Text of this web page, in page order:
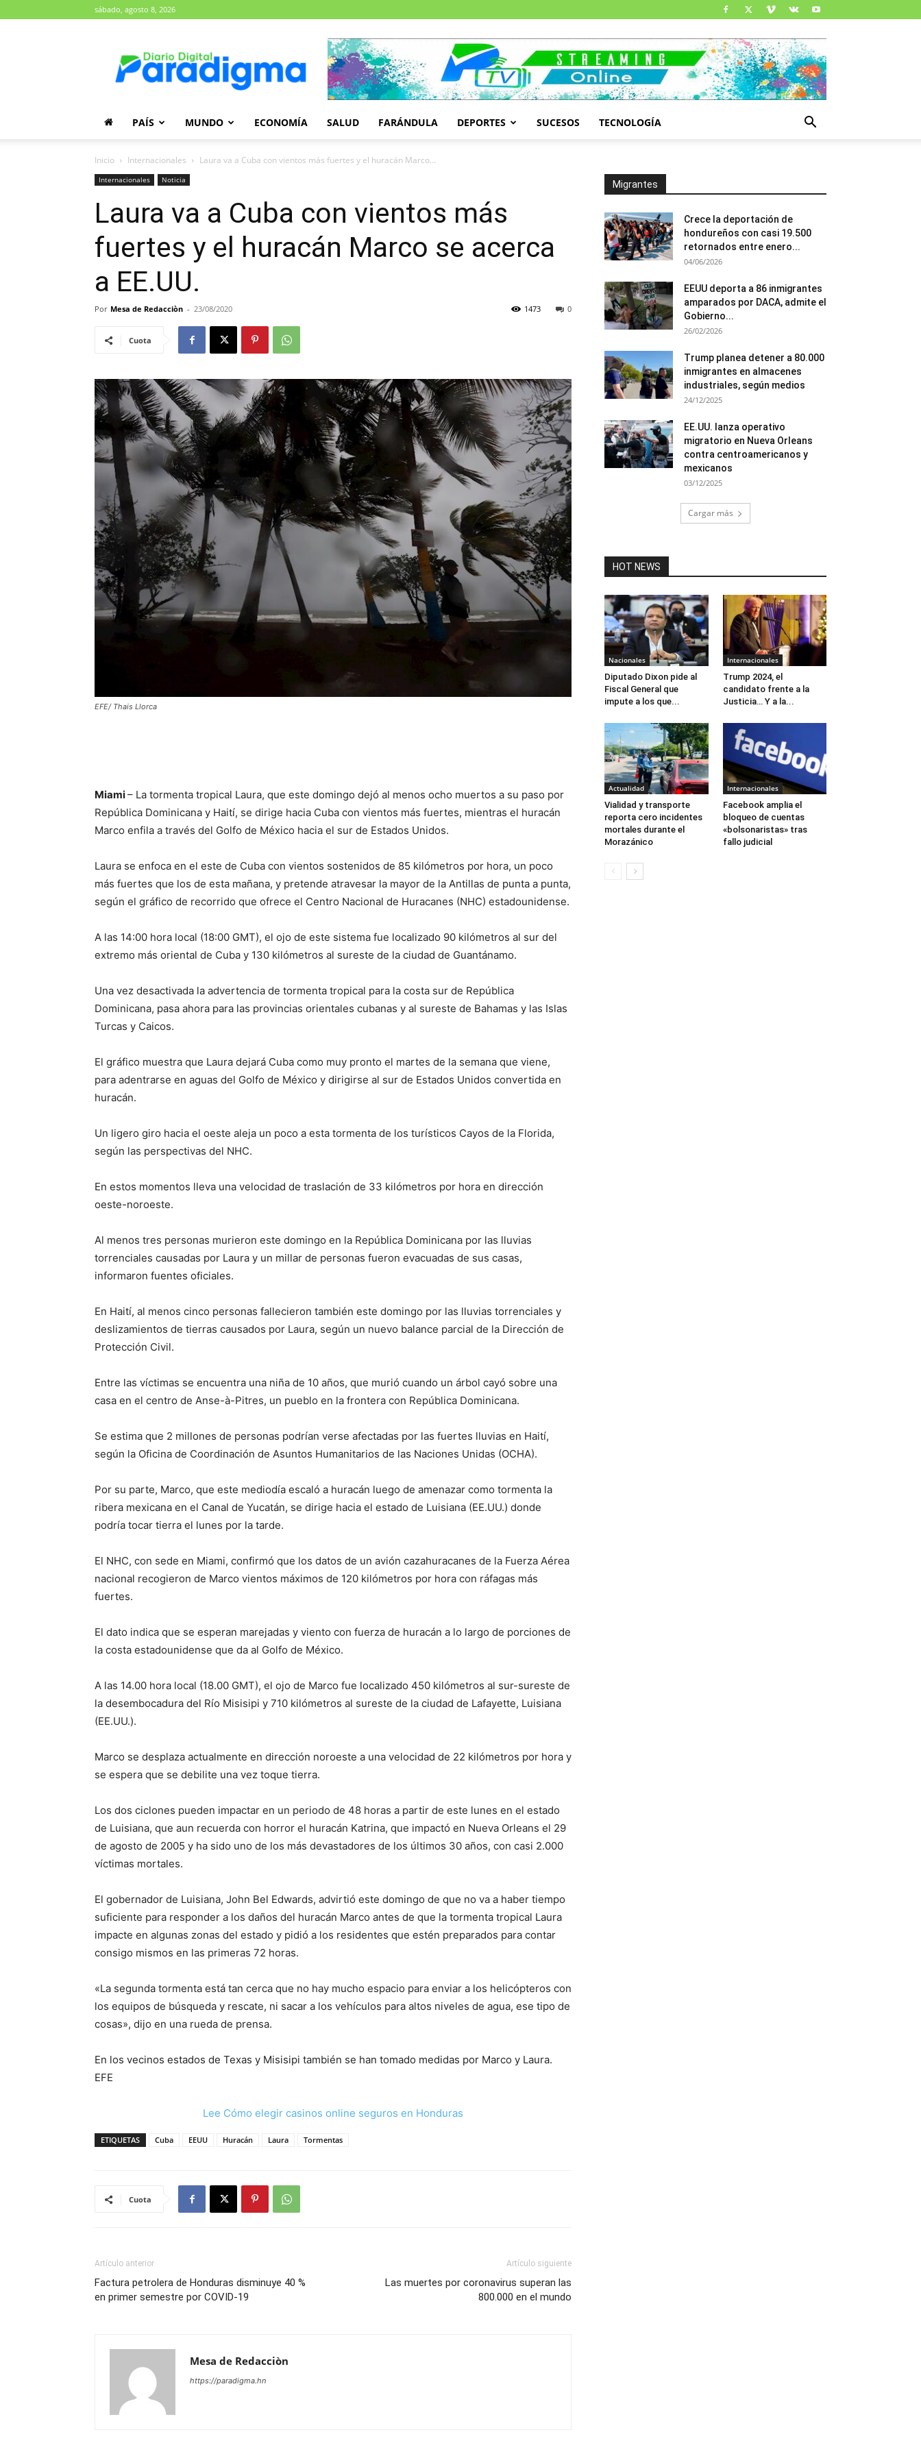
sábado, agosto 8, 2026
Paradigma
PAÍS MUNDO ECONOMÍA SALUD FARÁNDULA DEPORTES SUCESOS TECNOLOGÍA
Inicio Internacionales Laura va a Cuba con vientos más fuertes y el huracán Marco...
Internacionales Noticia
Laura va a Cuba con vientos más
fuertes y el huracán Marco se acerca
a EE.UU.
Por Mesa de Redacciòn - 23/08/2020 0
1473
Cuota
EFE/ Thais Llorca
Miami– La tormenta tropical Laura, que este domingo dejó al menos ocho muertos a su paso por
República Dominicana y Haití, se dirige hacia Cuba con vientos más fuertes, mientras el huracán
Marco enfila a través del Golfo de México hacia el sur de Estados Unidos.
Laura se enfoca en el este de Cuba con vientos sostenidos de 85 kilómetros por hora, un poco
más fuertes que los de esta mañana, y pretende atravesar la mayor de la Antillas de punta a punta,
según el gráfico de recorrido que ofrece el Centro Nacional de Huracanes (NHC) estadounidense.
A las 14:00 hora local (18:00 GMT), el ojo de este sistema fue localizado 90 kilómetros al sur del
extremo más oriental de Cuba y 130 kilómetros al sureste de la ciudad de Guantánamo.
Una vez desactivada la advertencia de tormenta tropical para la costa sur de República
Dominicana, pasa ahora para las provincias orientales cubanas y al sureste de Bahamas y las Islas
Turcas y Caicos.
El gráfico muestra que Laura dejará Cuba como muy pronto el martes de la semana que viene,
para adentrarse en aguas del Golfo de México y dirigirse al sur de Estados Unidos convertida en
huracán.
Un ligero giro hacia el oeste aleja un poco a esta tormenta de los turísticos Cayos de la Florida,
según las perspectivas del NHC.
En estos momentos lleva una velocidad de traslación de 33 kilómetros por hora en dirección
oeste-noroeste.
Al menos tres personas murieron este domingo en la República Dominicana por las lluvias
torrenciales causadas por Laura y un millar de personas fueron evacuadas de sus casas,
informaron fuentes oficiales.
En Haití, al menos cinco personas fallecieron también este domingo por las lluvias torrenciales y
deslizamientos de tierras causados por Laura, según un nuevo balance parcial de la Dirección de
Protección Civil.
Entre las víctimas se encuentra una niña de 10 años, que murió cuando un árbol cayó sobre una
casa en el centro de Anse-à-Pitres, un pueblo en la frontera con República Dominicana.
Se estima que 2 millones de personas podrían verse afectadas por las fuertes lluvias en Haití,
según la Oficina de Coordinación de Asuntos Humanitarios de las Naciones Unidas (OCHA).
Por su parte, Marco, que este mediodía escaló a huracán luego de amenazar como tormenta la
ribera mexicana en el Canal de Yucatán, se dirige hacia el estado de Luisiana (EE.UU.) donde
podría tocar tierra el lunes por la tarde.
El NHC, con sede en Miami, confirmó que los datos de un avión cazahuracanes de la Fuerza Aérea
nacional recogieron de Marco vientos máximos de 120 kilómetros por hora con ráfagas más
fuertes.
El dato indica que se esperan marejadas y viento con fuerza de huracán a lo largo de porciones de
la costa estadounidense que da al Golfo de México.
A las 14.00 hora local (18.00 GMT), el ojo de Marco fue localizado 450 kilómetros al sur-sureste de
la desembocadura del Río Misisipi y 710 kilómetros al sureste de la ciudad de Lafayette, Luisiana
(EE.UU.).
Marco se desplaza actualmente en dirección noroeste a una velocidad de 22 kilómetros por hora y
se espera que se debilite una vez toque tierra.
Los dos ciclones pueden impactar en un periodo de 48 horas a partir de este lunes en el estado
de Luisiana, que aun recuerda con horror el huracán Katrina, que impactó en Nueva Orleans el 29
de agosto de 2005 y ha sido uno de los más devastadores de los últimos 30 años, con casi 2.000
víctimas mortales.
El gobernador de Luisiana, John Bel Edwards, advirtió este domingo de que no va a haber tiempo
suficiente para responder a los daños del huracán Marco antes de que la tormenta tropical Laura
impacte en algunas zonas del estado y pidió a los residentes que estén preparados para contar
consigo mismos en las primeras 72 horas.
«La segunda tormenta está tan cerca que no hay mucho espacio para enviar a los helicópteros con
los equipos de búsqueda y rescate, ni sacar a los vehículos para altos niveles de agua, ese tipo de
cosas», dijo en una rueda de prensa.
En los vecinos estados de Texas y Misisipi también se han tomado medidas por Marco y Laura.
EFE
Lee Cómo elegir casinos online seguros en Honduras
ETIQUETAS Cuba EEUU Huracán Laura Tormentas
Cuota
Artículo anterior
Factura petrolera de Honduras disminuye 40 %
en primer semestre por COVID-19
Artículo siguiente
Las muertes por coronavirus superan las
800.000 en el mundo
Mesa de Redacciòn
https://paradigma.hn
Migrantes
Crece la deportación de
hondureños con casi 19.500
retornados entre enero...
04/06/2026
EEUU deporta a 86 inmigrantes
amparados por DACA, admite el
Gobierno...
26/02/2026
Trump planea detener a 80.000
inmigrantes en almacenes
industriales, según medios
24/12/2025
EE.UU. lanza operativo
migratorio en Nueva Orleans
contra centroamericanos y
mexicanos
03/12/2025
Cargar más
HOT NEWS
Nacionales
Diputado Dixon pide al
Fiscal General que
impute a los que...
Internacionales
Trump 2024, el
candidato frente a la
Justicia… Y a la...
Actualidad
Vialidad y transporte
reporta cero incidentes
mortales durante el
Morazánico
Internacionales
Facebook amplia el
bloqueo de cuentas
«bolsonaristas» tras
fallo judicial